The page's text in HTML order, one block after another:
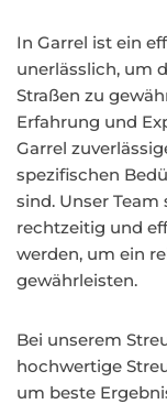
In Garrel ist ein
unerlässlich, um
Straßen zu
Erfahrung und
Garrel
spezifischen
sind. Unser Team
rechtzeitig und
werden, um ein
gewährleisten.
Bei unserem
hochwertige
um beste